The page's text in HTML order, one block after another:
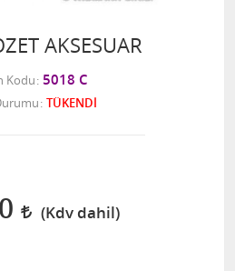
AKSESUAR
Kodu 5018 C
TÜKENDİ